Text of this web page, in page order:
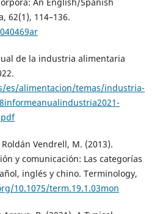
An English/Spanish
62(1), 114–136.
de la industria alimentaria
es/alimentacion/temas/industria-
Vendrell, M. (2013).
y comunicación: Las categorías
inglés y chino. Terminology,
10.1075/term.19.1.03mon